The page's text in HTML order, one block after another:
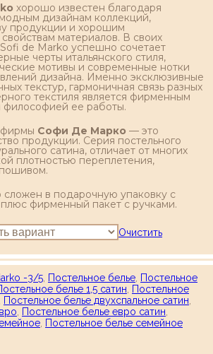
хорошо известен благодаря
дизайнам коллекций,
продукции и хорошим
материалов. В своих
de Marko успешно сочетает
черты итальянского стиля,
мотивы и современные нотки
дизайна. Именно эксклюзивные
текстур, гармоничная связь разных
текстиля является фирменным
философией ее работы.
фирмы Софи Де Марко — это
продукции. Серия постельного
сатина, отличает от многих
плотностью переплетения,
в подарочную упаковку с
фирменный пакет с ручками.
Очистить
-3/5 Постельное белье Постельное
белье 1,5 сатин
Постельное
Постельное белье двухспальное сатин
Постельное белье евро сатин
Постельное белье семейное